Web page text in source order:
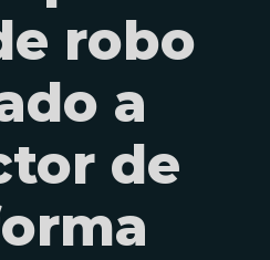
robo
a
de